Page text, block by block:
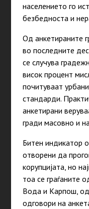
населението го
безбедноста и
Од анкетираните
во последните
се случува
висок процент
почитуваат
стандарди.
анкетирани
гради масовно и
Битен индикатор
отворени да
корупцијата, но
тоа се граѓаните
Вода и Карпош, од
одговори на